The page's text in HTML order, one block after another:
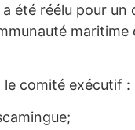
été réélu pour
le comité exécutif :